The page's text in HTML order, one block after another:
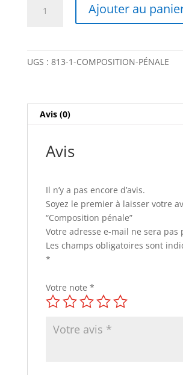
Ajouter au
UGS : 813-1-COMPOSITION-PÉNALE
Avis (0)
Avis
Il n’y a pas encore d’avis.
Soyez le premier à laisser votre
“Composition pénale”
Votre adresse e-mail ne sera pas
Les champs obligatoires sont
*
Votre note *